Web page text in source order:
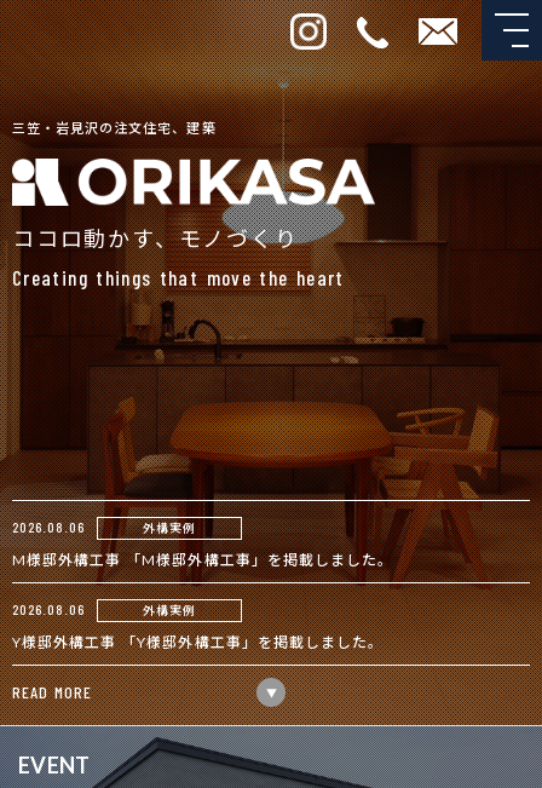
三笠・岩見沢の注文住宅、建築
ココロ動かす、モノづくり
Creating things that move the heart
2026.08.06 外構実例
M様邸外構工事 「M様邸外構工事」を掲載しました。
2026.08.06 外構実例
Y様邸外構工事 「Y様邸外構工事」を掲載しました。
READ MORE ▼
EVENT